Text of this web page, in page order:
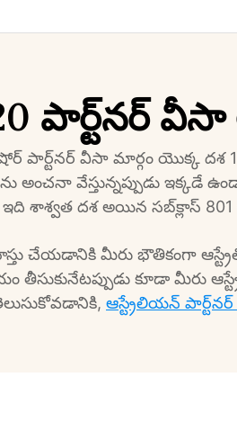
పార్ట్‌నర్
అంచనా వేస్తున్నప్పుడు ఇక్కడే
మంజూరు అయినప్పుడు,
తీసుకునేటప్పుడు కూడా మీరు